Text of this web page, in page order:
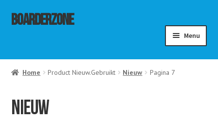
Ga
Ga
Boarderzone
Menu
Home Product Nieuw.Gebruikt Nieuw Pagina 7
Nieuw